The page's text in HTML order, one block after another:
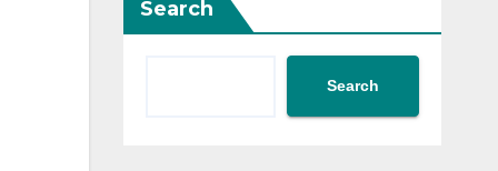
Search
Search